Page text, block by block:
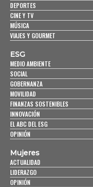
DEPORTES
CINE Y TV
MÚSICA
VIAJES Y GOURMET
ESG
MEDIO AMBIENTE
SOCIAL
GOBERNANZA
MOVILIDAD
FINANZAS SOSTENIBLES
INNOVACIÓN
EL ABC DEL ESG
OPINIÓN
Mujeres
ACTUALIDAD
LIDERAZGO
OPINIÓN